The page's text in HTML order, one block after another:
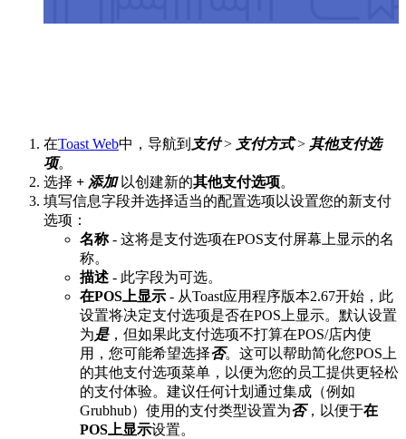
在Toast Web中，导航到 支付> 支付方式> 其他支付选
项。
选择 + 添加 以创建新的其他支付选项。
填写信息字段并选择适当的配置选项以设置您的新支付
选项：
名称- 这将是支付选项在POS支付屏幕上显示的名
称。
描述 - 此字段为可选。
在POS上显示 - 从Toast应用程序版本2.67开始，此
设置将决定支付选项是否在POS上显示。默认设置
为是，但如果此支付选项不打算在POS/店内使
用，您可能希望选择否。这可以帮助简化您POS上
的其他支付选项菜单，以便为您的员工提供更轻松
的支付体验。建议任何计划通过集成（例如
Grubhub）使用的支付类型设置为否，以便于在
POS上显示设置。